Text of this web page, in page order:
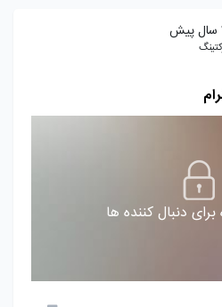
دنبال کننده ها